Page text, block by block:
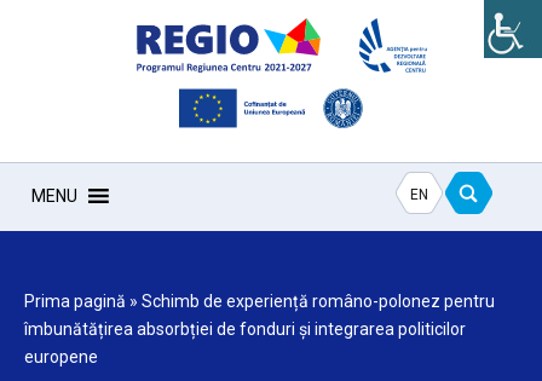
MENU EN
Prima pagină » Schimb de experiență româno-polonez pentru
îmbunătățirea absorbției de fonduri și integrarea politicilor
europene